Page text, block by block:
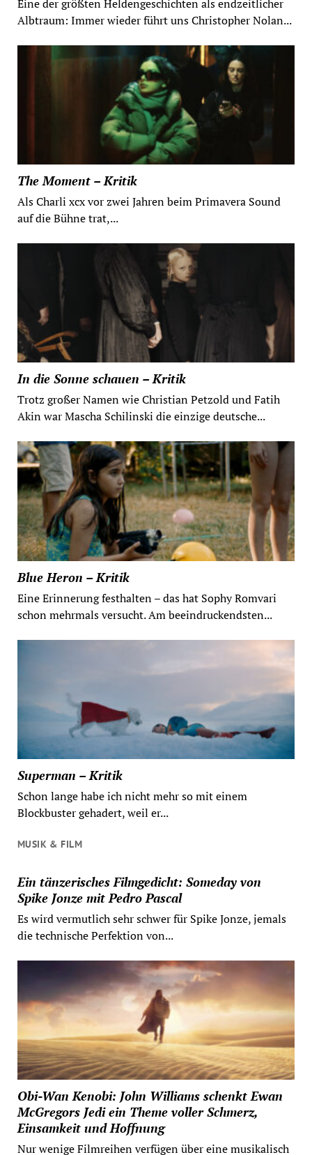
Eine der größten Heldengeschichten als endzeitlicher
Albtraum: Immer wieder führt uns Christopher Nolan...
The Moment – Kritik
Als Charli xcx vor zwei Jahren beim Primavera Sound
auf die Bühne trat,...
In die Sonne schauen – Kritik
Trotz großer Namen wie Christian Petzold und Fatih
Akin war Mascha Schilinski die einzige deutsche...
Blue Heron – Kritik
Eine Erinnerung festhalten – das hat Sophy Romvari
schon mehrmals versucht. Am beeindruckendsten...
Superman – Kritik
Schon lange habe ich nicht mehr so mit einem
Blockbuster gehadert, weil er...
MUSIK & FILM
Ein tänzerisches Filmgedicht: Someday von
Spike Jonze mit Pedro Pascal
Es wird vermutlich sehr schwer für Spike Jonze, jemals
die technische Perfektion von...
Obi-Wan Kenobi: John Williams schenkt Ewan
McGregors Jedi ein Theme voller Schmerz,
Einsamkeit und Hoffnung
Nur wenige Filmreihen verfügen über eine musikalisch